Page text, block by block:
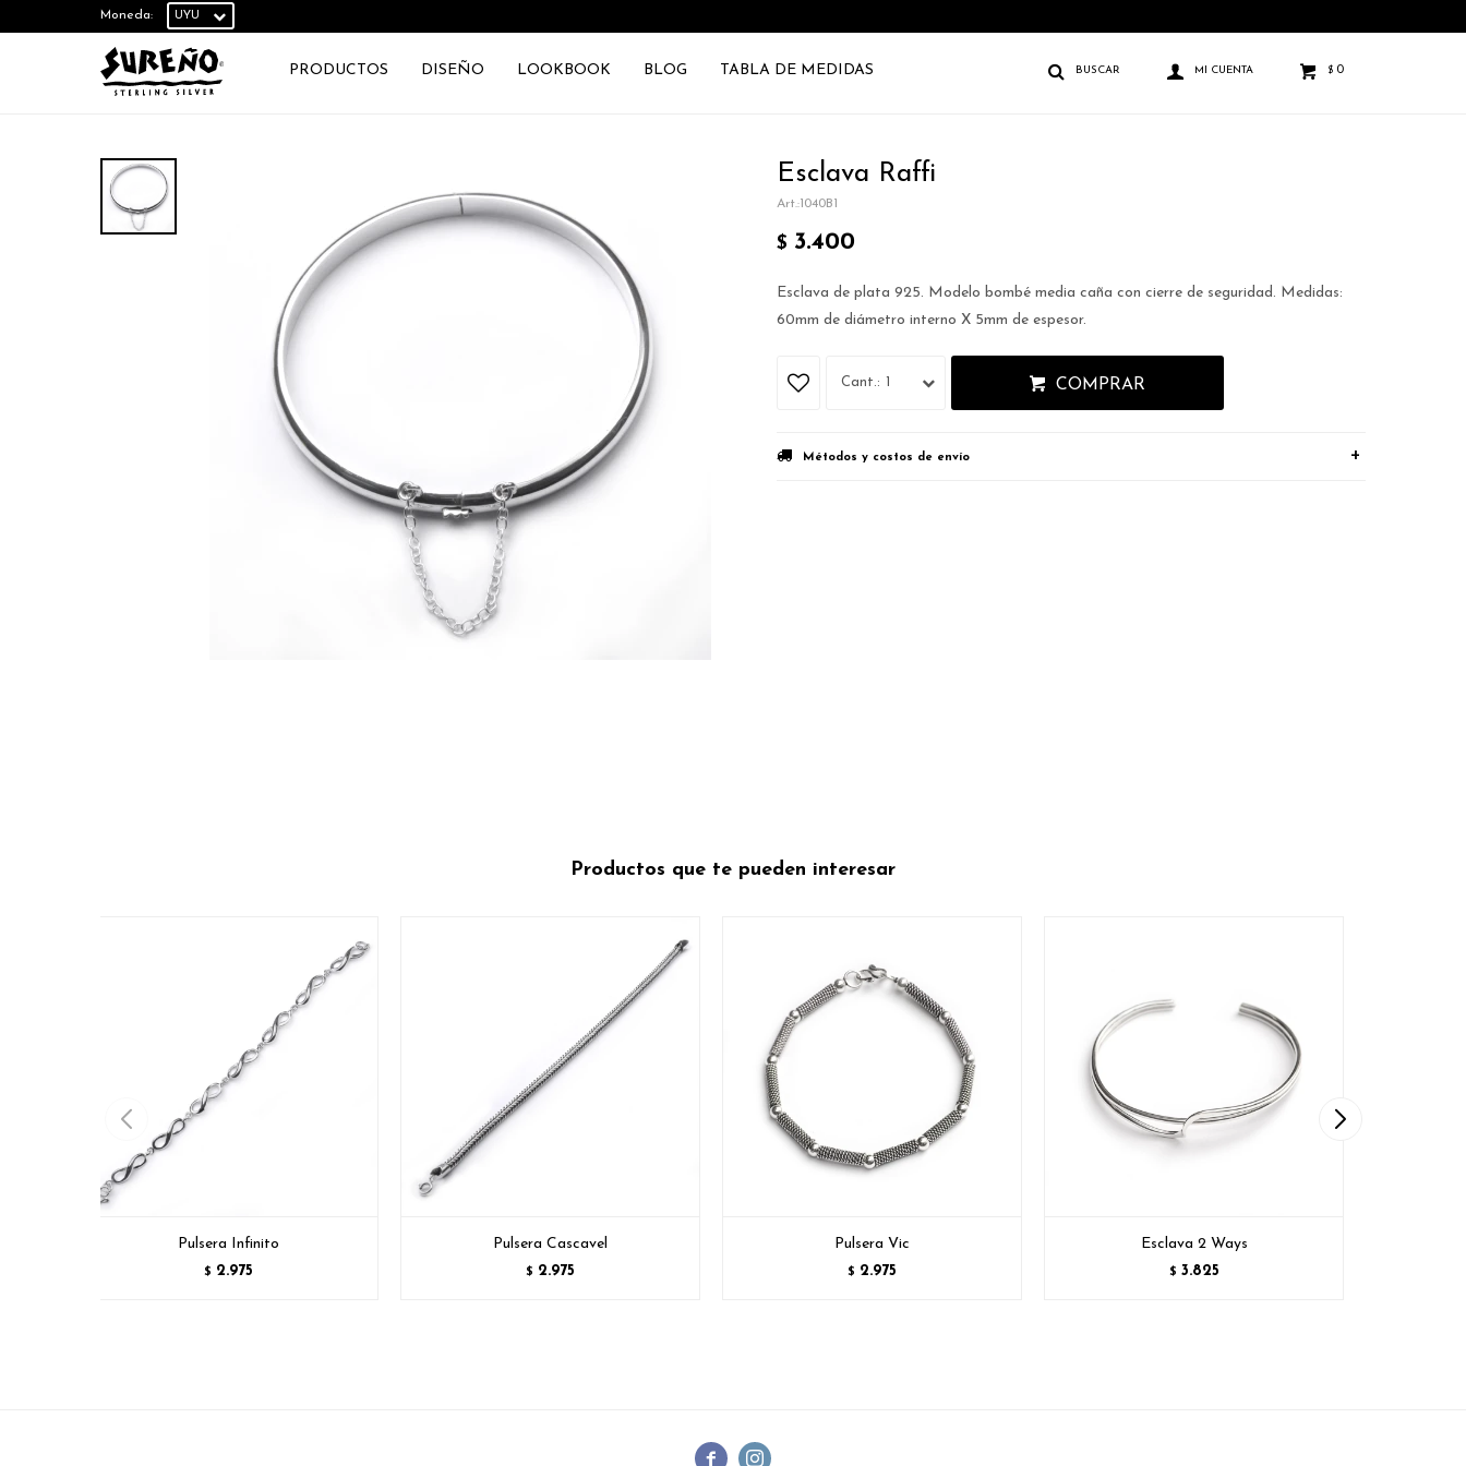
PRODUCTOS DISEÑO LOOKBOOK BLOG TABLA DE MEDIDAS $ 0
Moneda:
Esclava Raffi
1040B1
$ 3.400
Esclava de plata 925. Modelo bombé media caña con cierre de seguridad. Medidas:
60mm de diámetro interno X 5mm de espesor.
1 COMPRAR
Métodos y costos de envío
Productos que te pueden interesar
Pulsera Infinito
$ 2.975
Pulsera Cascavel
$ 2.975
Pulsera Vic
$ 2.975
Esclava 2 Ways
$ 3.825
 